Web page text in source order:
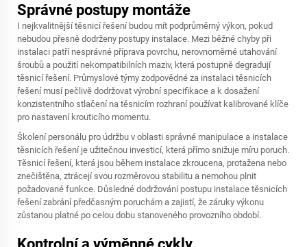
Správné postupy montáže
I nejkvalitnější těsnicí řešení budou mít podprůměrný výkon, pokud
nebudou přesně dodrženy postupy instalace. Mezi běžné chyby při
instalaci patří nesprávné příprava povrchu, nerovnoměrné utahování
šroubů a použití nekompatibilních maziv, která postupně degradují
těsnicí řešení. Průmyslové týmy zodpovědné za instalaci těsnicích
řešení musí pečlivě dodržovat výrobní specifikace a k dosažení
konzistentního stlačení na těsnicím rozhraní používat kalibrované klíče
pro nastavení krouticího momentu.
Školení personálu pro údržbu v oblasti správné manipulace a instalace
těsnicích řešení je užitečnou investicí, která přímo snižuje míru poruch.
Těsnicí řešení, která jsou během instalace zkroucena, protažena nebo
znečištěna, ztrácejí svou rozměrovou stabilitu a nemohou plnit
požadované funkce. Důsledné dodržování postupu instalace těsnicích
řešení zabrání předčasným poruchám a zajistí, že záruky výkonu
zůstanou platné po celou dobu stanoveného provozního období.